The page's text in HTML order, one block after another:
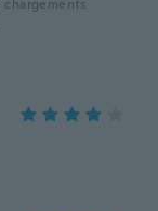
chargements